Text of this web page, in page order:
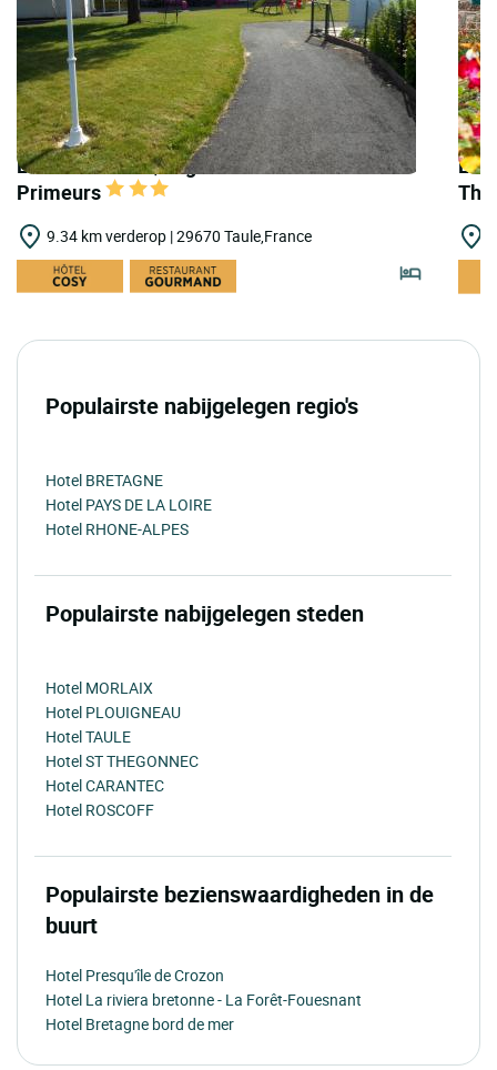
LOGIS HOTELS | Logis Hôtel le Relais des
Primeurs
9.34 km verderop | 29670 Taule,France
Populairste nabijgelegen regio's
Hotel BRETAGNE
Hotel PAYS DE LA LOIRE
Hotel RHONE-ALPES
Populairste nabijgelegen steden
Hotel MORLAIX
Hotel PLOUIGNEAU
Hotel TAULE
Hotel ST THEGONNEC
Hotel CARANTEC
Hotel ROSCOFF
Populairste bezienswaardigheden in de
buurt
Hotel Presqu'île de Crozon
Hotel La riviera bretonne - La Forêt-Fouesnant
Hotel Bretagne bord de mer